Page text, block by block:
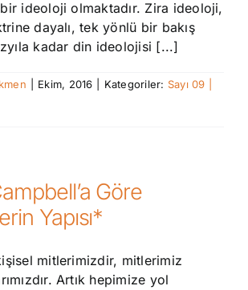
ideoloji olmaktadır. Zira ideoloji,
dayalı, tek yönlü bir bakış
kadar din ideolojisi [...]
Ekim, 2016 Kategoriler: Sayı 09 |
Göre
Yapısı*
mitlerimizdir, mitlerimiz
Artık hepimize yol